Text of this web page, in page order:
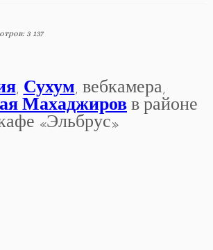
3 137
,Сухум, вебкамера,
Махаджировв районе
«Эльбрус»